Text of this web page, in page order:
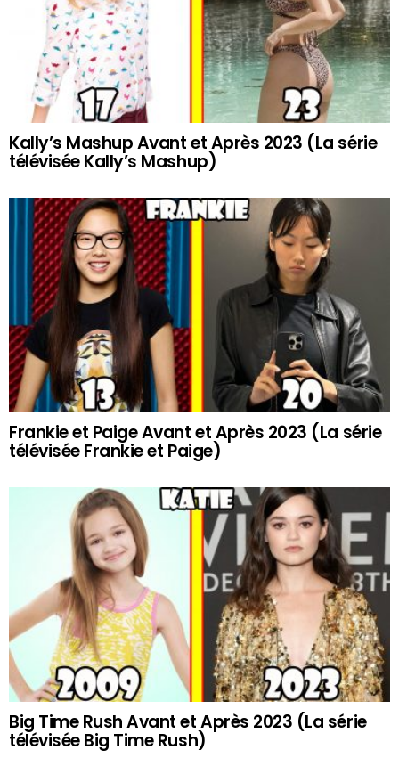
Kally’s Mashup Avant et Après 2023 (La série
télévisée Kally’s Mashup)
Frankie et Paige Avant et Après 2023 (La série
télévisée Frankie et Paige)
Big Time Rush Avant et Après 2023 (La série
télévisée Big Time Rush)